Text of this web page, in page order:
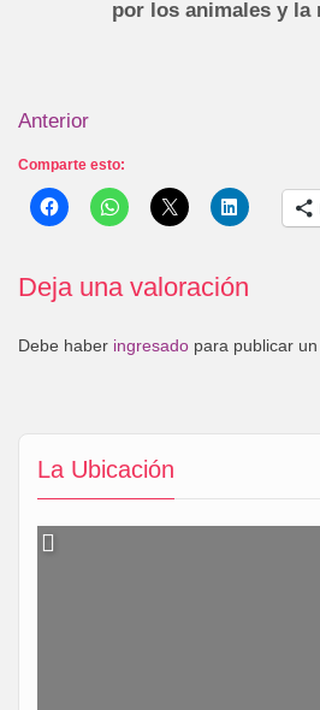
La Ubicación
por los animales y la
Anterior
Comparte esto:
Deja una valoración
Debe haber ingresado para publicar